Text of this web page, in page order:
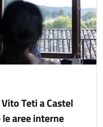
Teti a Castel
aree interne